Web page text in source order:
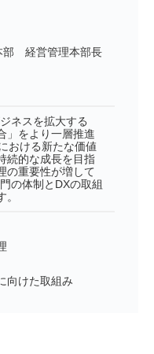
部 経営管理本部長
ネスを拡大する
」をより一層推進
おける新たな価値
続的な成長を目指
の重要性が増して
の体制とDXの取組
向けた取組み